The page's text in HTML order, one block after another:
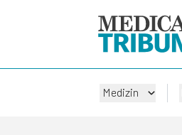
Medizin